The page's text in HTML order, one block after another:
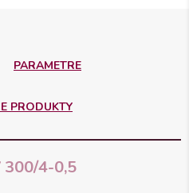
PARAMETRE
PRODUKTY
300/4-0,5